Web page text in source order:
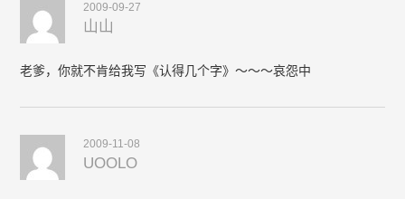
2009-09-27
山山
老爹，你就不肯给我写《认得几个字》～～～哀怨中
2009-11-08
UOOLO